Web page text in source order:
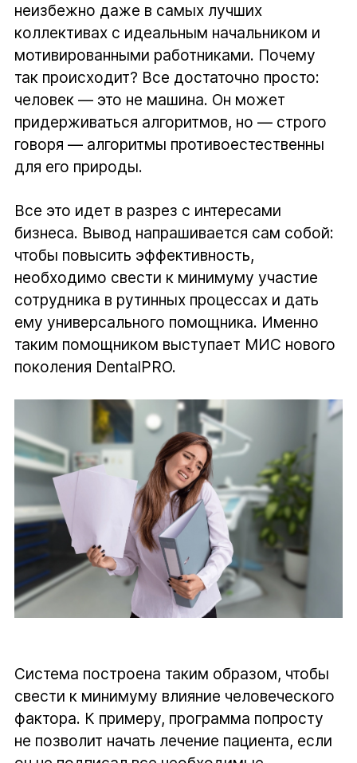
неизбежно даже в самых лучших
коллективах с идеальным начальником и
мотивированными работниками. Почему
так происходит? Все достаточно просто:
человек — это не машина. Он может
придерживаться алгоритмов, но — строго
говоря — алгоритмы противоестественны
для его природы.
Все это идет в разрез с интересами
бизнеса. Вывод напрашивается сам собой:
чтобы повысить эффективность,
необходимо свести к минимуму участие
сотрудника в рутинных процессах и дать
ему универсального помощника. Именно
таким помощником выступает МИС нового
поколения DentalPRO.
Система построена таким образом, чтобы
свести к минимуму влияние человеческого
фактора. К примеру, программа попросту
не позволит начать лечение пациента, если